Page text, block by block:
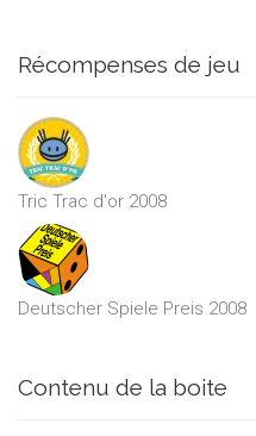
Récompenses de jeu
Tric Trac d'or 2008
Deutscher Spiele Preis 2008
Contenu de la boite